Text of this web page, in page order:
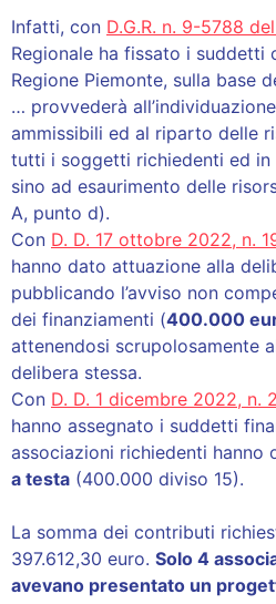
Infatti, con D.G.R. n. 9-5788
Regionale ha fissato i suddetti
Regione Piemonte, sulla base
… provvederà
ammissibili ed al riparto delle
tutti i soggetti richiedenti ed in
sino ad esaurimento delle
A, punto d).
Con D. D. 17 ottobre 2022, n.
hanno dato attuazione alla
pubblicando l’avviso non
dei finanziamenti (400.000
attenendosi scrupolosamente
delibera stessa.
Con D. D. 1 dicembre 2022, n.
hanno assegnato i suddetti
associazioni richiedenti hanno
a testa (400.000 diviso 15).
La somma dei contributi
397.612,30 euro. Solo 4
avevano presentato un